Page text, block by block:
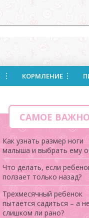
КОРМЛЕНИЕ
САМОЕ
Как узнать размер ноги
малыша и выбрать ему
Что делать, если
ползает только назад?
Трехмесячный ребенок
пытается садиться – а не
слишком ли рано?